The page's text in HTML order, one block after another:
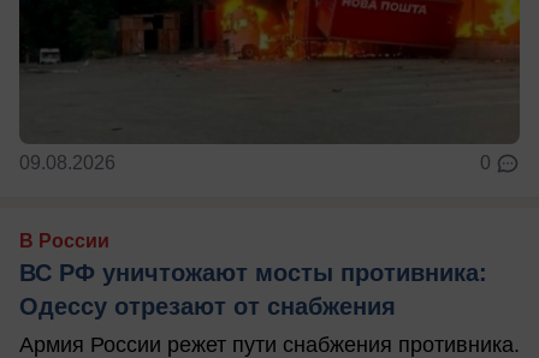
09.08.2026 0
В России
ВС РФ уничтожают мосты противника:
Одессу отрезают от снабжения
Армия России режет пути снабжения противника.